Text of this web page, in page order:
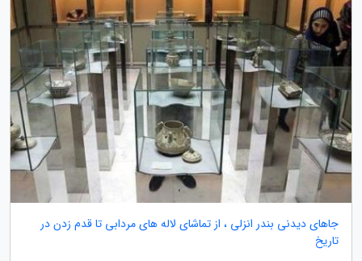
جاهای دیدنی بندر انزلی ، از تماشای لاله های مردابی تا قدم زدن در
تاریخ